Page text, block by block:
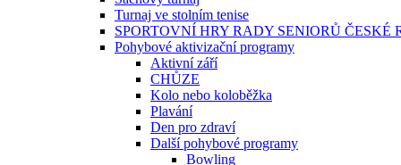
Turnaj ve stolním tenise
SPORTOVNÍ HRY RADY SENIORŮ ČESKÉ
Pohybové aktivizační programy
Aktivní září
CHŮZE
Kolo nebo koloběžka
Plavání
Den pro zdraví
Další pohybové programy
Bowling